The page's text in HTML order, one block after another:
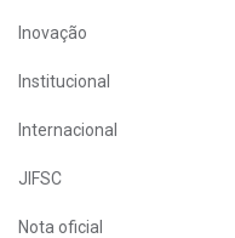
Inovação
Institucional
Internacional
JIFSC
Nota oficial